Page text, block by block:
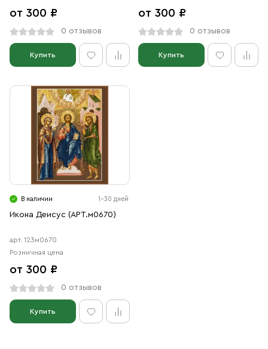
от 300 ₽
0 отзывов
Купить
от 300 ₽
0 отзывов
Купить
В наличии 1-30 дней
Икона Деисус (АРТ.м0670)
арт. 123м0670
Розничная цена
от 300 ₽
0 отзывов
Купить